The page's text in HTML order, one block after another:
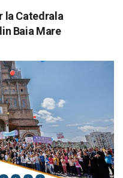
la Catedrala
Baia Mare